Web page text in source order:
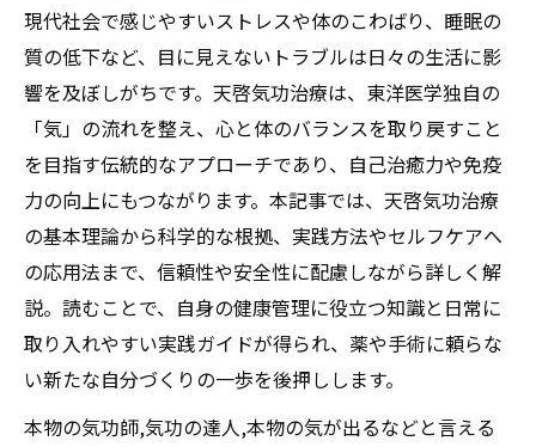
現代社会で感じやすいストレスや体のこわばり、睡眠の
質の低下など、目に見えないトラブルは日々の生活に影
響を及ぼしがちです。天啓気功治療は、東洋医学独自の
「気」の流れを整え、心と体のバランスを取り戻すこと
を目指す伝統的なアプローチであり、自己治癒力や免疫
力の向上にもつながります。本記事では、天啓気功治療
の基本理論から科学的な根拠、実践方法やセルフケアへ
の応用法まで、信頼性や安全性に配慮しながら詳しく解
説。読むことで、自身の健康管理に役立つ知識と日常に
取り入れやすい実践ガイドが得られ、薬や手術に頼らな
い新たな自分づくりの一歩を後押しします。
本物の気功師,気功の達人,本物の気が出るなどと言える